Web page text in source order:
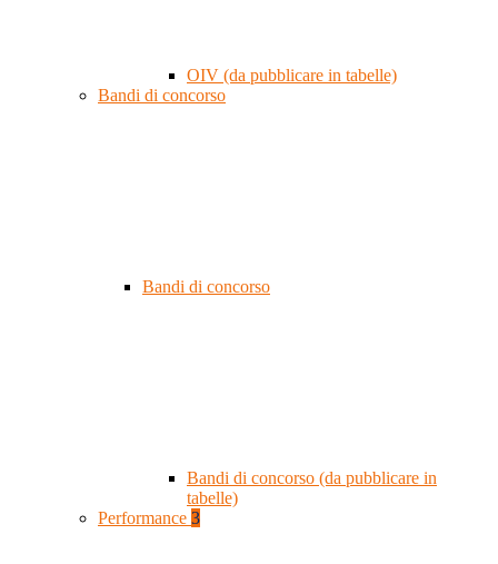
OIV (da pubblicare in tabelle)
Bandi di concorso
Bandi di concorso
Bandi di concorso (da pubblicare in
tabelle)
Performance 3